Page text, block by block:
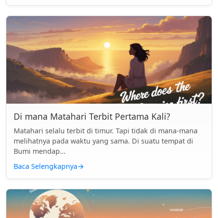
Di mana Matahari Terbit Pertama Kali?
Matahari selalu terbit di timur. Tapi tidak di mana-mana
melihatnya pada waktu yang sama. Di suatu tempat di
Bumi mendap...
Baca Selengkapnya→